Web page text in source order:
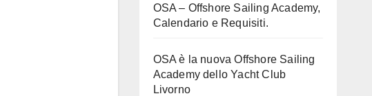
OSA – Offshore Sailing Academy,
Calendario e Requisiti.
OSA è la nuova Offshore Sailing
Academy dello Yacht Club
Livorno